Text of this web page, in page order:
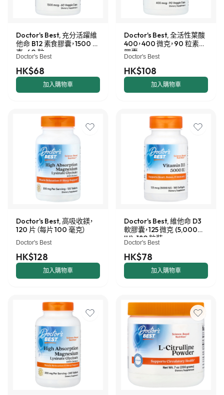
Doctor's Best, 充分活躍維
他命 B12 素食膠囊，1500 微
克，60 粒
Doctor's Best
HK$68
加入購物車
Doctor's Best, 全活性葉酸
400，400 微克，90 粒素食
膠囊
Doctor's Best
HK$108
加入購物車
Doctor's Best, 高吸收鎂，
120 片（每片 100 毫克）
Doctor's Best
HK$128
加入購物車
Doctor's Best, 維他命 D3
軟膠囊，125 微克 (5,000
IU)，180 粒裝
Doctor's Best
HK$78
加入購物車